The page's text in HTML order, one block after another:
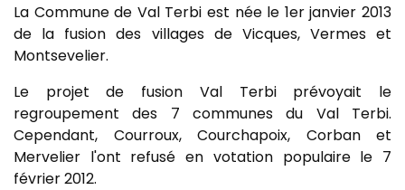
La Commune de Val Terbi est née le 1er janvier 2013
de la fusion des villages de Vicques, Vermes et
Montsevelier.
Le projet de fusion Val Terbi prévoyait le
regroupement des 7 communes du Val Terbi.
Cependant, Courroux, Courchapoix, Corban et
Mervelier l'ont refusé en votation populaire le 7
février 2012.